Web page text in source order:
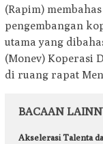
(Rapim)
pengembangan
utama yang
(Monev) Koperasi
di ruang rapat
BACAAN
Akselerasi Talenta